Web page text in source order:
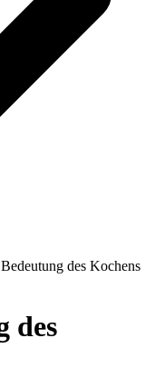
des Kochens
des